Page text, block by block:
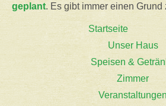
geplant. Es gibt immer einen Grund
Startseite
Unser Haus
Speisen &
Zimmer
Veranstaltungen